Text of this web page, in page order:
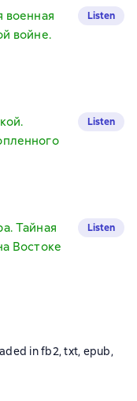
военная
войне.
Listen
Listen
Тайная
Востоке
Listen
in fb2, txt, epub,